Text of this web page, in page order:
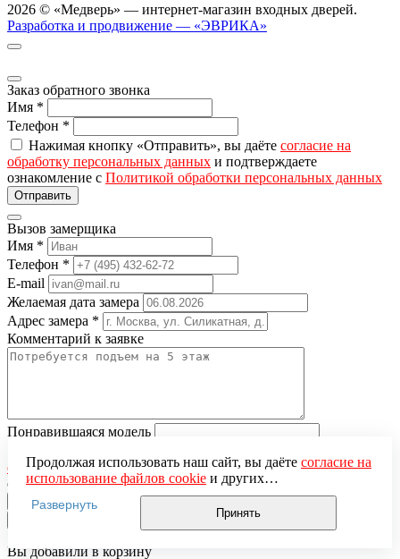
2026 © «Медверь» — интернет-магазин входных дверей.
Разработка и продвижение — «ЭВРИКА»
Заказ обратного звонка
Имя *
Телефон *
Нажимая кнопку «Отправить», вы даёте согласие на
обработку персональных данных и подтверждаете
ознакомление с Политикой обработки персональных данных
Вызов замерщика
Имя *
Телефон *
E-mail
Желаемая дата замера
Адрес замера *
Комментарий к заявке
Понравившаяся модель
обработку персональных данных и подтверждаете
ознакомление сПолитикой обработки персональных данных
Продолжая использовать наш сайт, вы даёте согласие на
использование файлов cookieи других
пользовательских данных (включая IP-адрес, сведения о
местоположении, устройстве, действиях на сайте и т. п.)
для функционирования сайта, проведения
Развернуть
Принять
Вы добавили в корзину